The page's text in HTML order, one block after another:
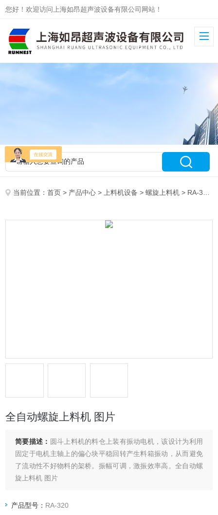
您好！欢迎访问上海如昂超声波设备有限公司网站！
当前位置：首页 > 产品中心 > 上料机设备 >螺旋上料机 > RA-320全自动螺旋上料机 图片
全自动螺旋上料机 图片
简要描述： 圆斗上料机的料仓上装有振动电机，该设计为利用
固定于电机主轴上的偏心块平稳回转产生料箱振动，从而避免
了流动性不好物料的架桥。振幅可调，激振效率高。全自动螺
旋上料机 图片
产品型号： RA-320